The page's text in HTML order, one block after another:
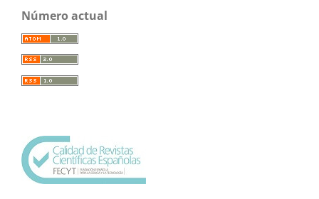
Número actual